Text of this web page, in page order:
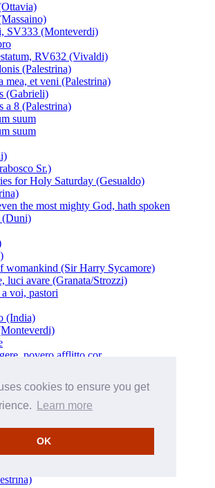
cookies to ensure you get
Learn more
OK
SV333 (Monteverdi)
RV632 (Vivaldi)
(Palestrina)
mea, et veni (Palestrina)
(Gabrieli)
a 8 (Palestrina)
suum
suum
Sr.)
for Holy Saturday (Gesualdo)
the most mighty God, hath spoken
(Duni)
womankind (Sir Harry Sycamore)
luci avare (Granata/Strozzi)
voi, pastori
(India)
povero afflitto cor
(Gesualdo/Stravinsky)
(Palestrina)
(Bernabei)
(Gesualdo)